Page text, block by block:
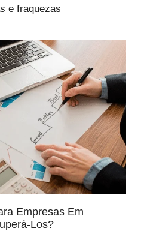
e fraquezas
Empresas Em
Los?